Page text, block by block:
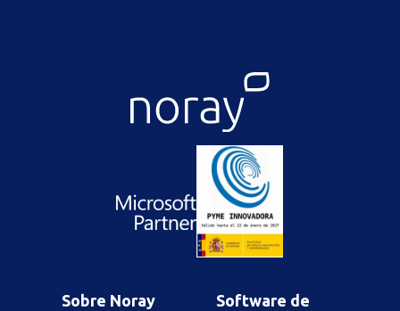
Sobre Noray
Software de